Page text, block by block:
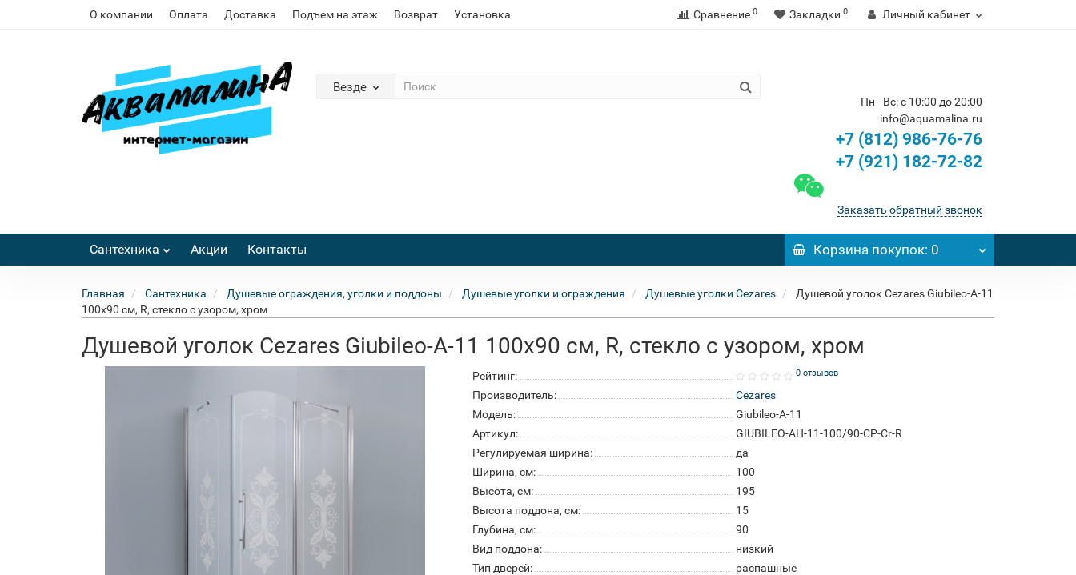
О компании Оплата Доставка Подъем на этаж Возврат Установка Сравнение 0 Закладки 0 Личный кабинет
Везде
Пн - Вс: с 10:00 до 20:00
info@aquamalina.ru
+7 (812) 986-76-76
+7 (921) 182-72-82
Заказать обратный звонок
Сантехника Акции Контакты Корзинапокупок: 0
Главная Сантехника Душевые ограждения, уголки и поддоны Душевые уголки и ограждения Душевые уголки Cezares
Душевой уголок Cezares Giubileo-A-11
100x90 см, R, стекло с узором, хром
Душевой уголок Cezares Giubileo-A-11 100x90 см, R, стекло с узором, хром
Рейтинг: 0 отзывов
Производитель:
Cezares
Модель:
Giubileo-A-11
Артикул:
GIUBILEO-AH-11-100/90-CP-Cr-R
Регулируемая ширина:
да
Ширина, см:
100
Высота, см:
195
Высота поддона, см:
15
Глубина, см:
90
Вид поддона:
низкий
Тип дверей:
распашные